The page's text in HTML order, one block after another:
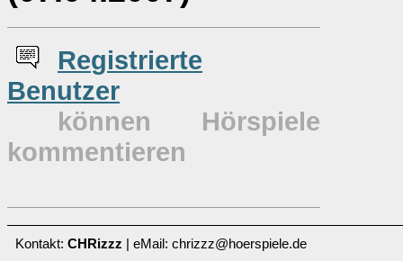
Registrierte
Benutzer
können Hörspiele
kommentieren
Kontakt: CHRizzz | eMail: chrizzz@hoerspiele.de